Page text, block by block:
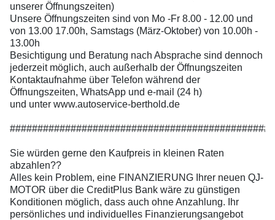
unserer Öffnungszeiten)
Unsere Öffnungszeiten sind von Mo -Fr 8.00 - 12.00 und
von 13.00 17.00h, Samstags (März-Oktober) von 10.00h -
13.00h
Besichtigung und Beratung nach Absprache sind dennoch
jederzeit möglich, auch außerhalb der Öffnungszeiten
Kontaktaufnahme über Telefon während der
Öffnungszeiten, WhatsApp und e-mail (24 h)
und unter www.autoservice-berthold.de
Sie würden gerne den Kaufpreis in kleinen Raten
abzahlen??
Alles kein Problem, eine FINANZIERUNG Ihrer neuen QJ-
MOTOR über die CreditPlus Bank wäre zu günstigen
Konditionen möglich, dass auch ohne Anzahlung. Ihr
persönliches und individuelles Finanzierungsangebot